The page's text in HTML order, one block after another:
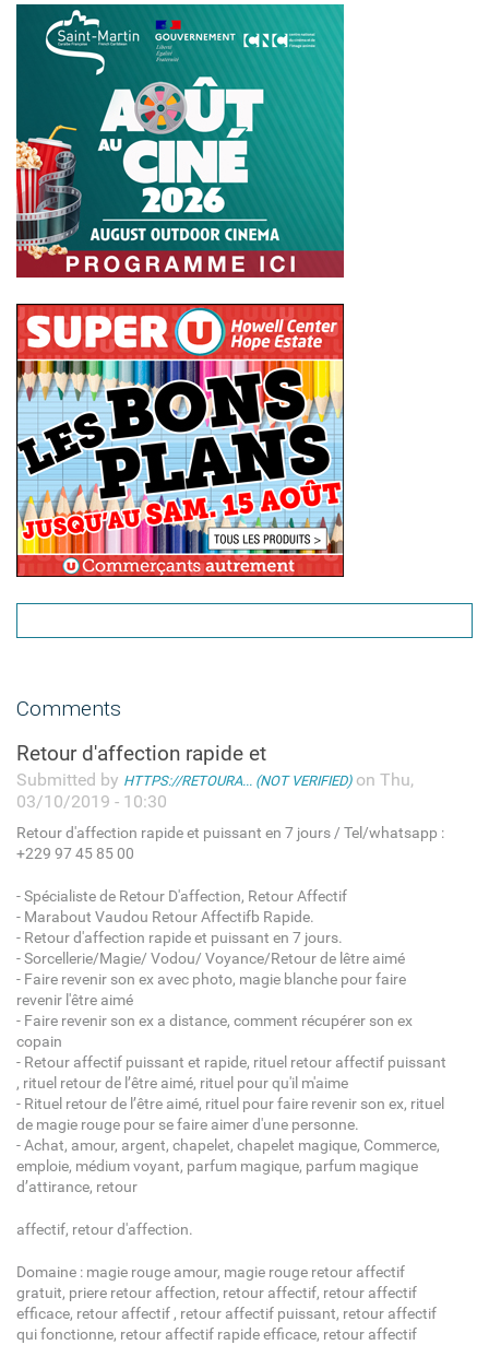
Comments
Retour d'affection rapide et
Submitted by HTTPS://RETOURA... (NOT VERIFIED)on Thu,
03/10/2019 - 10:30
Retour d'affection rapide et puissant en 7 jours / Tel/whatsapp :
+229 97 45 85 00
- Spécialiste de Retour D'affection, Retour Affectif
- Marabout Vaudou Retour Affectifb Rapide.
- Retour d'affection rapide et puissant en 7 jours.
- Sorcellerie/Magie/ Vodou/ Voyance/Retour de lêtre aimé
- Faire revenir son ex avec photo, magie blanche pour faire
revenir l'être aimé
- Faire revenir son ex a distance, comment récupérer son ex
copain
- Retour affectif puissant et rapide, rituel retour affectif puissant
, rituel retour de l’être aimé, rituel pour qu'il m'aime
- Rituel retour de l’être aimé, rituel pour faire revenir son ex, rituel
de magie rouge pour se faire aimer d'une personne.
- Achat, amour, argent, chapelet, chapelet magique, Commerce,
emploie, médium voyant, parfum magique, parfum magique
d’attirance, retour
affectif, retour d'affection.
Domaine : magie rouge amour, magie rouge retour affectif
gratuit, priere retour affection, retour affectif, retour affectif
efficace, retour affectif , retour affectif puissant, retour affectif
qui fonctionne, retour affectif rapide efficace, retour affectif